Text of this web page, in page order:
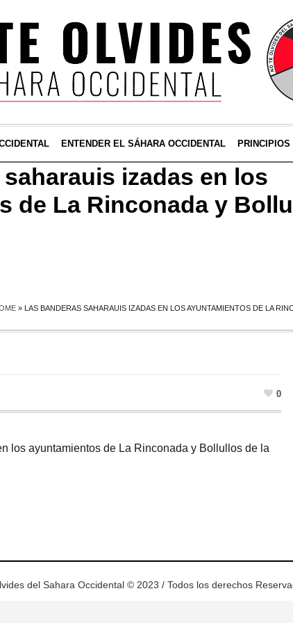
ENTENDER EL SÁHARA OCCIDENTAL
izadas en los
de La Rinconada y
» LAS BANDERAS SAHARAUIS IZADAS EN LOS AYUNTAMIENTOS DE LA
0
los ayuntamientos de La Rinconada y Bollullos de la
del Sahara Occidental © 2023 / Todos los derechos